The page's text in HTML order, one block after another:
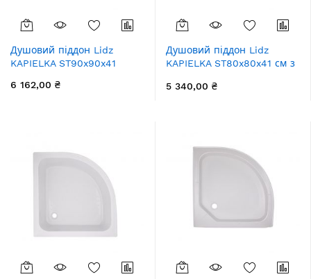
Душовий піддон Lidz
KAPIELKA ST90x90x41
6 162,00 ₴
Душовий піддон Lidz
KAPIELKA ST80x80x41 см з
5 340,00 ₴